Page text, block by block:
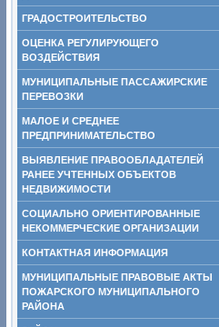
ГРАДОСТРОИТЕЛЬСТВО
ОЦЕНКА РЕГУЛИРУЮЩЕГО
ВОЗДЕЙСТВИЯ
МУНИЦИПАЛЬНЫЕ ПАССАЖИРСКИЕ
ПЕРЕВОЗКИ
МАЛОЕ И СРЕДНЕЕ
ПРЕДПРИНИМАТЕЛЬСТВО
ВЫЯВЛЕНИЕ ПРАВООБЛАДАТЕЛЕЙ
РАНЕЕ УЧТЕННЫХ ОБЪЕКТОВ
НЕДВИЖИМОСТИ
СОЦИАЛЬНО ОРИЕНТИРОВАННЫЕ
НЕКОММЕРЧЕСКИЕ ОРГАНИЗАЦИИ
КОНТАКТНАЯ ИНФОРМАЦИЯ
МУНИЦИПАЛЬНЫЕ ПРАВОВЫЕ АКТЫ
ПОЖАРСКОГО МУНИЦИПАЛЬНОГО
РАЙОНА